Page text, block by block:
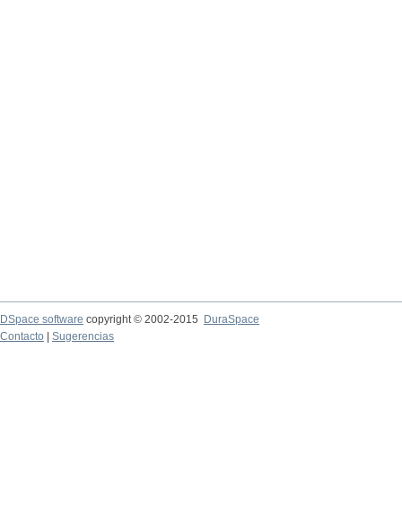
DSpace software copyright © 2002-2015
DuraSpace
Contacto
Sugerencias